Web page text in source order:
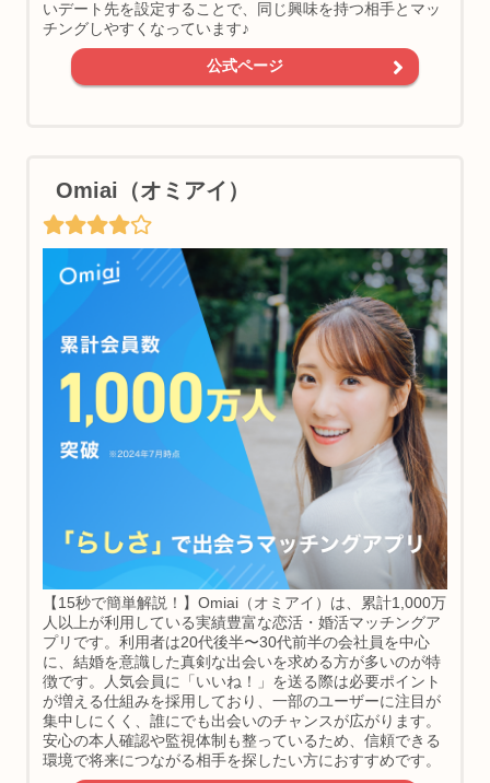
いデート先を設定することで、同じ興味を持つ相手とマッ
チングしやすくなっています♪
公式ページ
Omiai（オミアイ）
【15秒で簡単解説！】Omiai（オミアイ）は、累計1,000万
人以上が利用している実績豊富な恋活・婚活マッチングア
プリです。利用者は20代後半〜30代前半の会社員を中心
に、結婚を意識した真剣な出会いを求める方が多いのが特
徴です。人気会員に「いいね！」を送る際は必要ポイント
が増える仕組みを採用しており、一部のユーザーに注目が
集中しにくく、誰にでも出会いのチャンスが広がります。
安心の本人確認や監視体制も整っているため、信頼できる
環境で将来につながる相手を探したい方におすすめです。